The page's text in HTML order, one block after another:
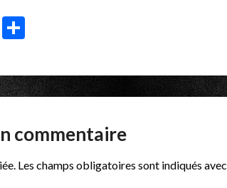
Messenger
commentaire
Les champs obligatoires sont indiqués avec